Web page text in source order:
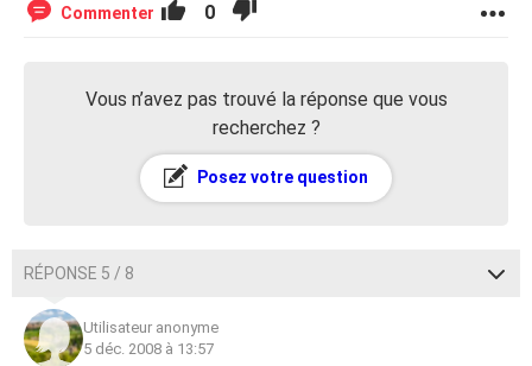
Commenter 0
Vous n’avez pas trouvé la réponse que vous
recherchez ?
Posez votre question
RÉPONSE 5 / 8
Utilisateur anonyme
5 déc. 2008 à 13:57